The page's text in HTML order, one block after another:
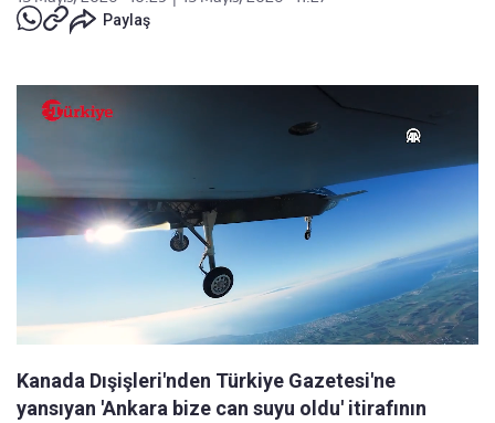
Paylaş
Kanada Dışişleri'nden Türkiye Gazetesi'ne
yansıyan 'Ankara bize can suyu oldu' itirafının